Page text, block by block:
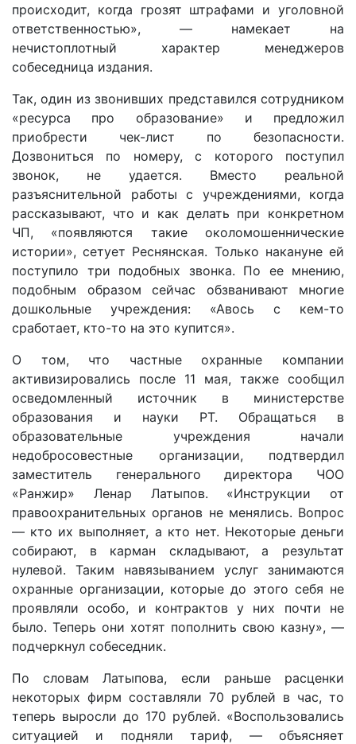
происходит, когда грозят штрафами и уголовной
ответственностью», — намекает на
нечистоплотный характер менеджеров
собеседница издания.
Так, один из звонивших представился сотрудником
«ресурса про образование» и предложил
приобрести чек-лист по безопасности.
Дозвониться по номеру, с которого поступил
звонок, не удается. Вместо реальной
разъяснительной работы с учреждениями, когда
рассказывают, что и как делать при конкретном
ЧП, «появляются такие околомошеннические
истории», сетует Реснянская. Только накануне ей
поступило три подобных звонка. По ее мнению,
подобным образом сейчас обзванивают многие
дошкольные учреждения: «Авось с кем-то
сработает, кто-то на это купится».
О том, что частные охранные компании
активизировались после 11 мая, также сообщил
осведомленный источник в министерстве
образования и науки РТ. Обращаться в
образовательные учреждения начали
недобросовестные организации, подтвердил
заместитель генерального директора ЧОО
«Ранжир» Ленар Латыпов. «Инструкции от
правоохранительных органов не менялись. Вопрос
— кто их выполняет, а кто нет. Некоторые деньги
собирают, в карман складывают, а результат
нулевой. Таким навязыванием услуг занимаются
охранные организации, которые до этого себя не
проявляли особо, и контрактов у них почти не
было. Теперь они хотят пополнить свою казну», —
подчеркнул собеседник.
По словам Латыпова, если раньше расценки
некоторых фирм составляли 70 рублей в час, то
теперь выросли до 170 рублей. «Воспользовались
ситуацией и подняли тариф, — объясняет